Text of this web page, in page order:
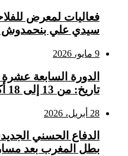
فعاليات لمعرض
سيدي علي بنحمدوش
9 مايو، 2026
الدورة السابعة
تاريخ: من 13 إلى 18 أكتوبر 2026
28 أبريل، 2026
الدفاع الحسني
بطل المغرب بعد